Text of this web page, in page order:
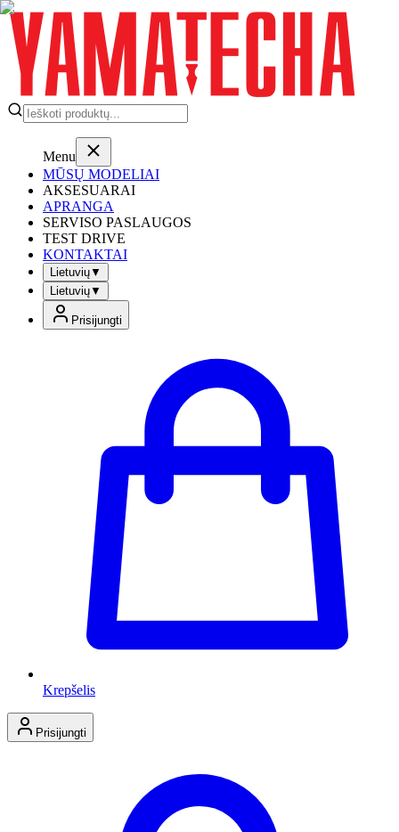
Menu
MŪSŲ MODELIAI
AKSESUARAI
APRANGA
SERVISO PASLAUGOS
TEST DRIVE
KONTAKTAI
Lietuvių▼
Lietuvių▼
Prisijungti
Krepšelis
Prisijungti